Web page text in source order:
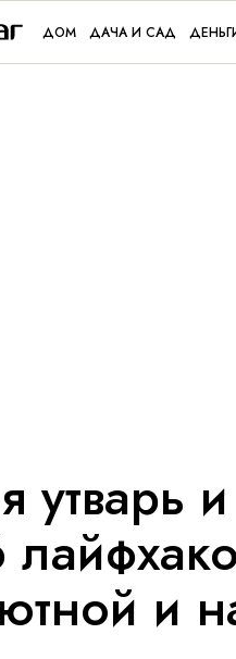
ДОМ ДАЧА И САД
утварь
и